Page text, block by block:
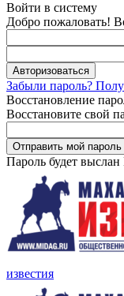
Войти в систему
Добро пожаловать!
Забыли пароль?
Восстановление
Восстановите свой
Пароль будет
известия